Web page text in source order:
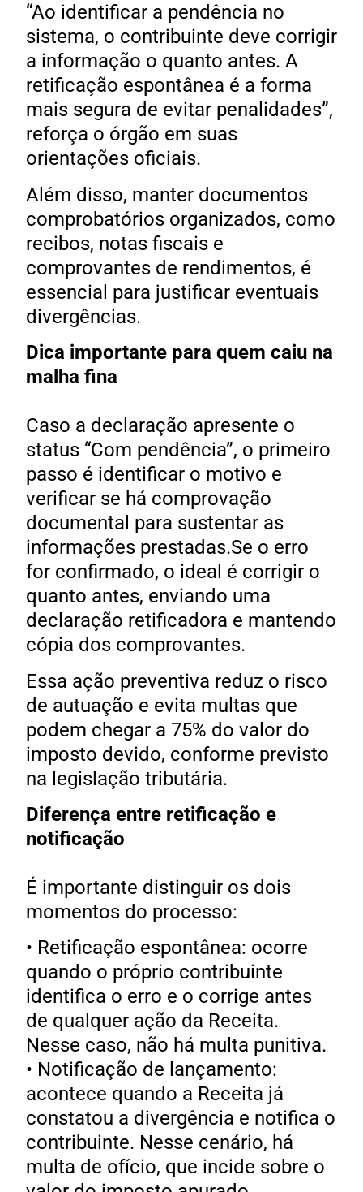
“Ao identificar a pendência no
sistema, o contribuinte deve corrigir
a informação o quanto antes. A
retificação espontânea é a forma
mais segura de evitar penalidades”,
reforça o órgão em suas
orientações oficiais.
Além disso, manter documentos
comprobatórios organizados, como
recibos, notas fiscais e
comprovantes de rendimentos, é
essencial para justificar eventuais
divergências.
Dica importante para quem caiu na
malha fina
Caso a declaração apresente o
status “Com pendência”, o primeiro
passo é identificar o motivo e
verificar se há comprovação
documental para sustentar as
informações prestadas.Se o erro
for confirmado, o ideal é corrigir o
quanto antes, enviando uma
declaração retificadora e mantendo
cópia dos comprovantes.
Essa ação preventiva reduz o risco
de autuação e evita multas que
podem chegar a 75% do valor do
imposto devido, conforme previsto
na legislação tributária.
Diferença entre retificação e
notificação
É importante distinguir os dois
momentos do processo:
• Retificação espontânea: ocorre
quando o próprio contribuinte
identifica o erro e o corrige antes
de qualquer ação da Receita.
Nesse caso, não há multa punitiva.
• Notificação de lançamento:
acontece quando a Receita já
constatou a divergência e notifica o
contribuinte. Nesse cenário, há
multa de ofício, que incide sobre o